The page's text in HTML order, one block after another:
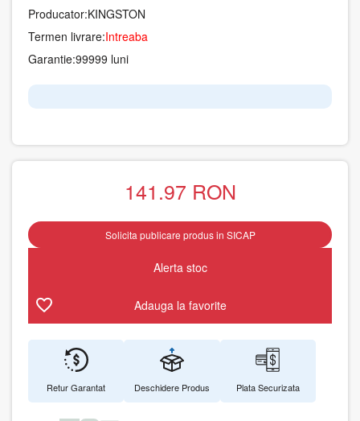
Producator:KINGSTON
Termen livrare:Intreaba
Garantie:99999 luni
141.97 RON
Solicita publicare produs in SICAP
Alerta stoc
Adauga la favorite
Retur Garantat Deschidere Produs Plata Securizata